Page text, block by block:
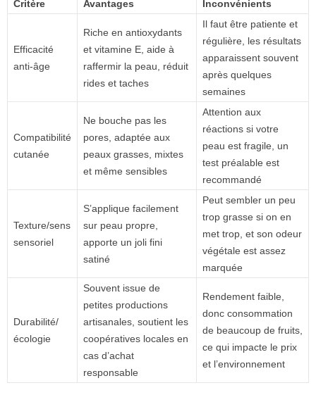
Critère
Avantages Inconvénients
Efficacité
anti-âge
Riche en antioxydants
et vitamine E, aide à
raffermir la peau, réduit
rides et taches
Il faut être patiente et
régulière, les résultats
apparaissent souvent
après quelques
semaines
Compatibilité
cutanée
Ne bouche pas les
pores, adaptée aux
peaux grasses, mixtes
et même sensibles
Attention aux
réactions si votre
peau est fragile, un
test préalable est
recommandé
Texture/sens
sensoriel
S’applique facilement
sur peau propre,
apporte un joli fini
satiné
Peut sembler un peu
trop grasse si on en
met trop, et son odeur
végétale est assez
marquée
Durabilité/
écologie
Souvent issue de
petites productions
artisanales, soutient les
coopératives locales en
cas d’achat
responsable
Rendement faible,
donc consommation
de beaucoup de fruits,
ce qui impacte le prix
et l’environnement